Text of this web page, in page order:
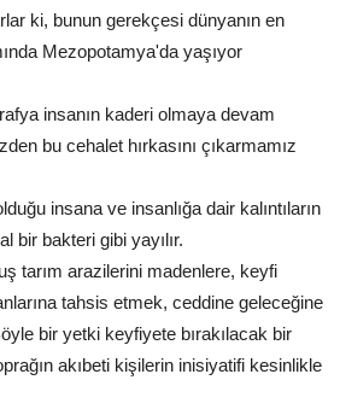
ki, bunun gerekçesi dünyanın en
Mezopotamya'da yaşıyor
insanın kaderi olmaya devam
bu cehalet hırkasını çıkarmamız
insana ve insanlığa dair kalıntıların
bir bakteri gibi yayılır.
tarım arazilerini madenlere, keyfi
tahsis etmek, ceddine geleceğine
bir yetki keyfiyete bırakılacak bir
akıbeti kişilerin inisiyatifi kesinlikle